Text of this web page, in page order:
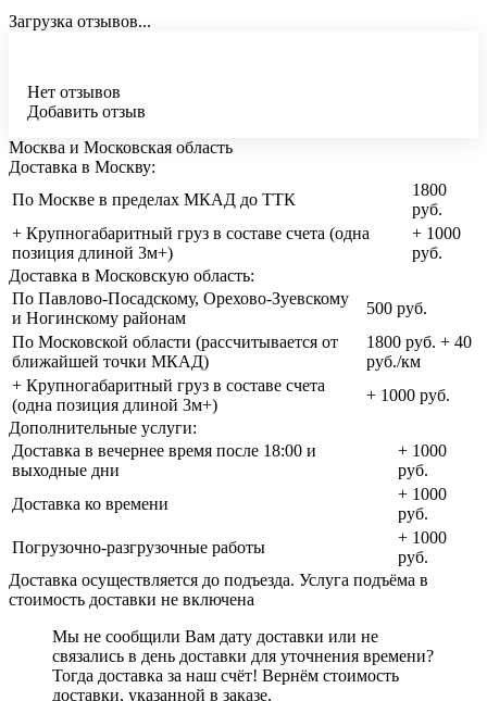
Загрузка отзывов...
Нет отзывов
Добавить отзыв
Москва и Московская область
Доставка в Москву:
По Москве в пределах МКАД до ТТК
1800
руб.
+ Крупногабаритный груз в составе счета (одна
позиция длиной 3м+)
+ 1000
руб.
Доставка в Московскую область:
По Павлово-Посадскому, Орехово-Зуевскому
и Ногинскому районам
500 руб.
По Московской области (рассчитывается от
ближайшей точки МКАД)
1800 руб. + 40
руб./км
+ Крупногабаритный груз в составе счета
(одна позиция длиной 3м+)
+ 1000 руб.
Дополнительные услуги:
Доставка в вечернее время после 18:00 и
выходные дни
+ 1000
руб.
Доставка ко времени
+ 1000
руб.
Погрузочно-разгрузочные работы
+ 1000
руб.
Доставка осуществляется до подъезда. Услуга подъёма в
стоимость доставки не включена
Мы не сообщили Вам дату доставки или не
связались в день доставки для уточнения времени?
Тогда доставка за наш счёт! Вернём стоимость
доставки, указанной в заказе.